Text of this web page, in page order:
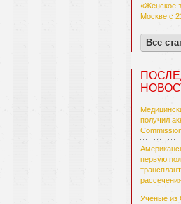
«Женское
Москве с
Все
получил
первую
Ученые из